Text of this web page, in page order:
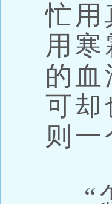
忙用
用
的
可却
则
“